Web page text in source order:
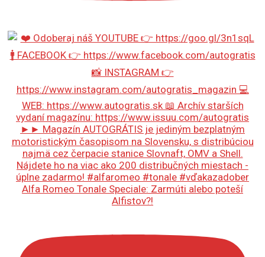
Alfa Romeo Tonale Speciale: Zarmúti alebo poteší
Alfistov?!